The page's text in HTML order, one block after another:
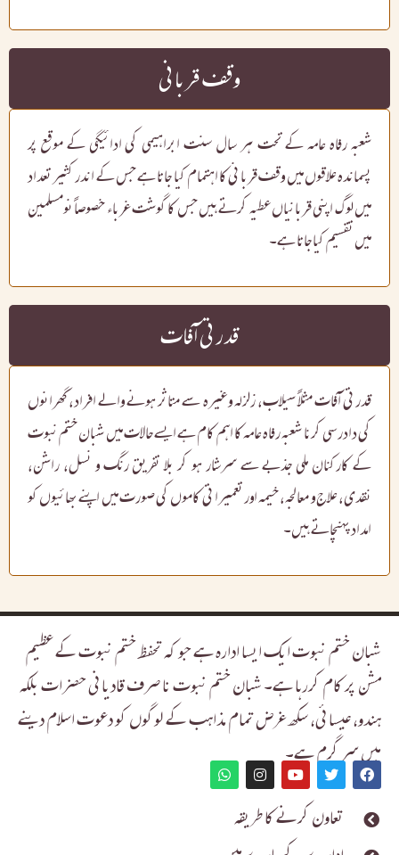
وقف قربانی
شعبہ رفاہ عامہ کے تحت ہر سال سنت ابراہیمی کی ادائیگی کے موقع پر
پسماندہ علاقوں میں وقف قربانی کا اہتمام کیا جاتا ہے جس کے اندر کثیر تعداد
میں لوگ اپنی قربانیاں عطیہ کرتے ہیں جس کا گوشت غرباء خصوصاً نومسلمین
میں تقسیم کیا جاتا ہے۔
قدرتی آفات
قدرتی آفات مثلاً سیلاب، زلزلہ وغیرہ سے متاثر ہونے والے افراد، گھرانوں
کی دادرسی کرنا شعبہ رفاہ عامہ کا اہم کام ہے ایسے حالات میں شبان ختم نبوت
کے کارکنان ملی جذبے سے سرشار ہو کر بلا تفریق رنگ و نسل، راشن،
نقدی، علاج و معالجہ، خیمہ اور تعمیراتی کاموں کی صورت میں اپنے بھائیوں کو
امداد پہنچاتے ہیں۔
شبان ختم نبوت ایک ایسا ادارہ ہے جو کہ تحفظ ختم نبوت کے عظیم
مشن پر کام کررہا ہے۔ شبان ختم نبوت نا صرف قادیانی حضرات بلکہ
ہندو، عیسائی، سکھ غرض تمام مذاہب کے لوگوں کو دعوت اسلام دینے
میں سر گرم ہے۔
تعاون کرنے کا طریقہ